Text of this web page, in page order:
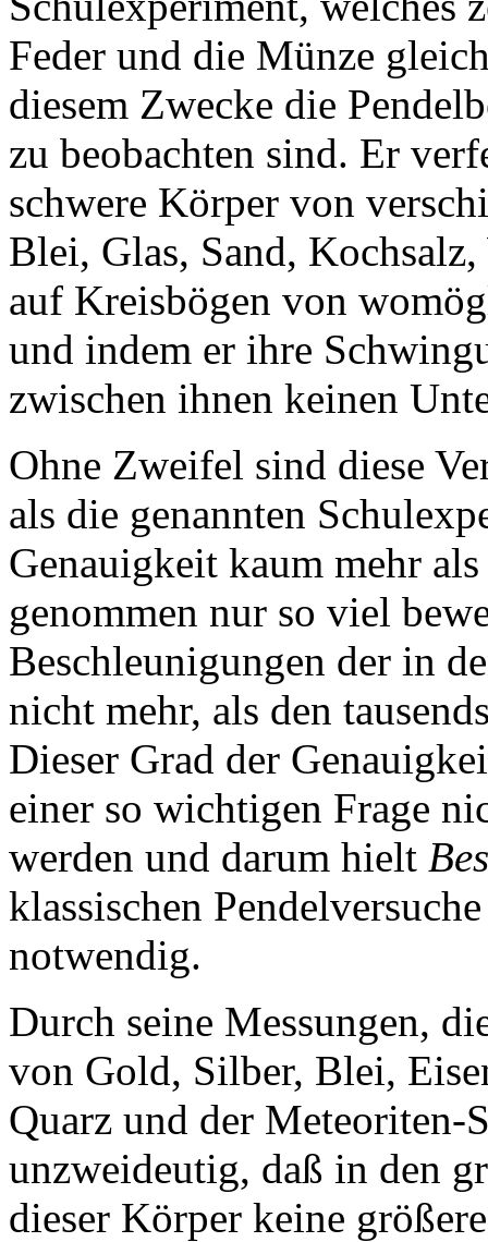
Feder und die Münze
diesem Zwecke die
zu beobachten sind. Er
schwere Körper von
Blei, Glas, Sand,
auf Kreisbögen von
und indem er ihre
zwischen ihnen keinen
Ohne Zweifel sind diese
als die genannten
Genauigkeit kaum mehr
genommen nur so viel
Beschleunigungen der in
nicht mehr, als den
Dieser Grad der
einer so wichtigen Frage
werden und darum hielt
klassischen
notwendig.
Durch seine Messungen,
von Gold, Silber, Blei,
Quarz und der Meteoriten-
unzweideutig, daß in den
dieser Körper keine